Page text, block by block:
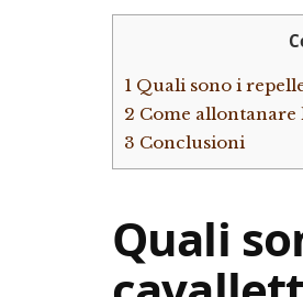
1 Quali sono i
2 Come allontanare
3 Conclusioni
Quali